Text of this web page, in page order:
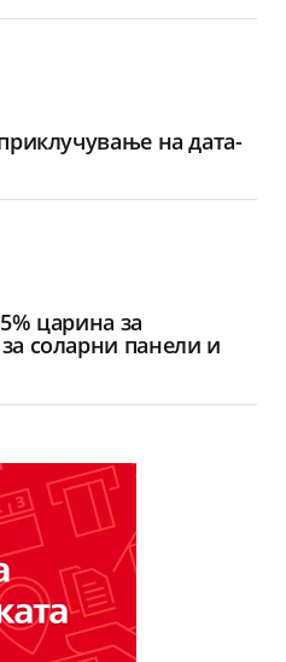
на дата-
царина за
соларни панели и